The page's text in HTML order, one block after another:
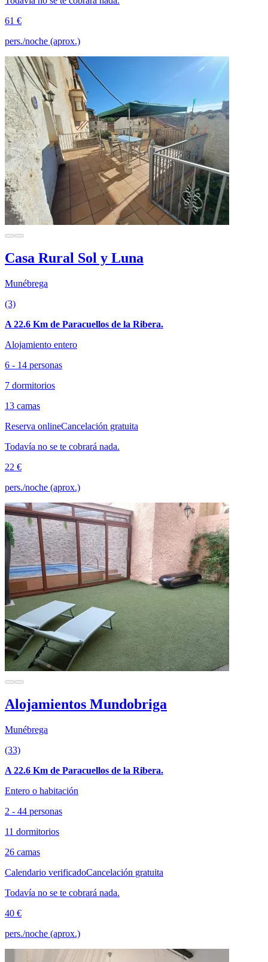
61 €
pers./noche (aprox.)
Casa Rural Sol y Luna
Munébrega
(3)
A 22.6 Km de Paracuellos de la Ribera.
Alojamiento entero
6 - 14 personas
7 dormitorios
13 camas
Reserva onlineCancelación gratuita
Todavía no se te cobrará nada.
22 €
pers./noche (aprox.)
Alojamientos Mundobriga
Munébrega
(33)
A 22.6 Km de Paracuellos de la Ribera.
Entero o habitación
2 - 44 personas
11 dormitorios
26 camas
Calendario verificadoCancelación gratuita
Todavía no se te cobrará nada.
40 €
pers./noche (aprox.)